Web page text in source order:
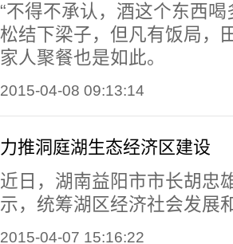
“不得不承认，酒这个东西
松结下梁子，但凡有饭局，
家人聚餐也是如此。
2015-04-08 09:13:14
力推洞庭湖生态经济区建设
近日，湖南益阳市市长胡忠
示，统筹湖区经济社会发展
2015-04-07 15:16:22